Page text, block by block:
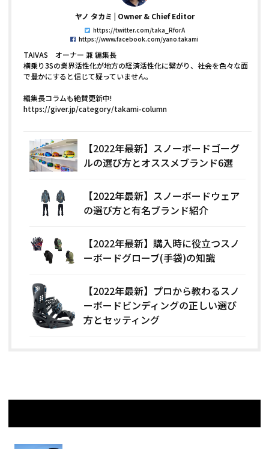
ヤノ タカミ Owner & Chief Editor
https://twitter.com/taka_RforA
https://www.facebook.com/yano.takami
TAIVAS オーナー 兼 編集長
横乗り3Sの業界活性化が地方の経済活性化に繋がり、社会を色々な面
で豊かにすると信じて疑っていません。
編集長コラムも絶賛更新中!
https://giver.jp/category/takami-column
【2022年最新】スノーボードゴーグ
ルの選び方とオススメブランド6選
【2022年最新】スノーボードウェア
の選び方と有名ブランド紹介
【2022年最新】購入時に役立つスノ
ーボードグローブ(手袋)の知識
【2022年最新】プロから教わるスノ
ーボードビンディングの正しい選び
方とセッティング